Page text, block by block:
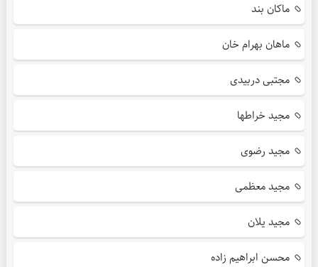
ماکان بند
ماهان بهرام خان
مجتبی دربیدی
مجید خراطها
مجید رضوی
مجید معظمی
مجید یلان
محسن ابراهیم زاده